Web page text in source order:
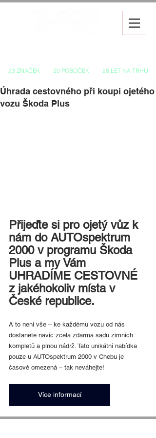
23 ZNAČEK 20 POBOČEK 28 LET NA TRHU
Úhrada cestovného při koupi ojetého
vozu Škoda Plus
Přijeďte si pro ojetý vůz k
nám do AUTOspektrum
2000 v programu Škoda
Plus a my Vám
UHRADÍME CESTOVNÉ
z jakéhokoliv místa v
České republice.
A to není vše – ke každému vozu od nás
dostanete navíc zcela zdarma sadu zimních
kompletů a plnou nádrž. Tato unikátní nabídka
pouze u AUTOspektrum 2000 v Chebu je
časově omezená – tak neváhejte!
Více informací